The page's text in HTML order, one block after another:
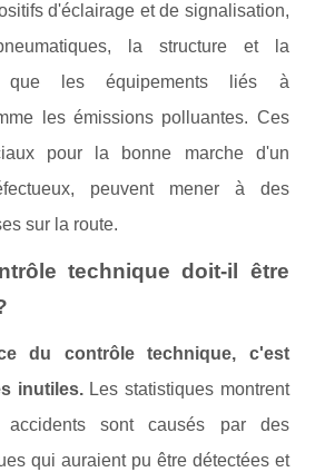
d'éclairage et de signalisation,
la structure et la
que les équipements liés à
les émissions polluantes. Ces
pour la bonne marche d'un
peuvent mener à des
sur la route.
technique doit-il être
du contrôle technique, c'est
inutiles.Les statistiques montrent
sont causés par des
qui auraient pu être détectées et